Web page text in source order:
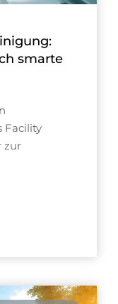
smarte
Facility
zur